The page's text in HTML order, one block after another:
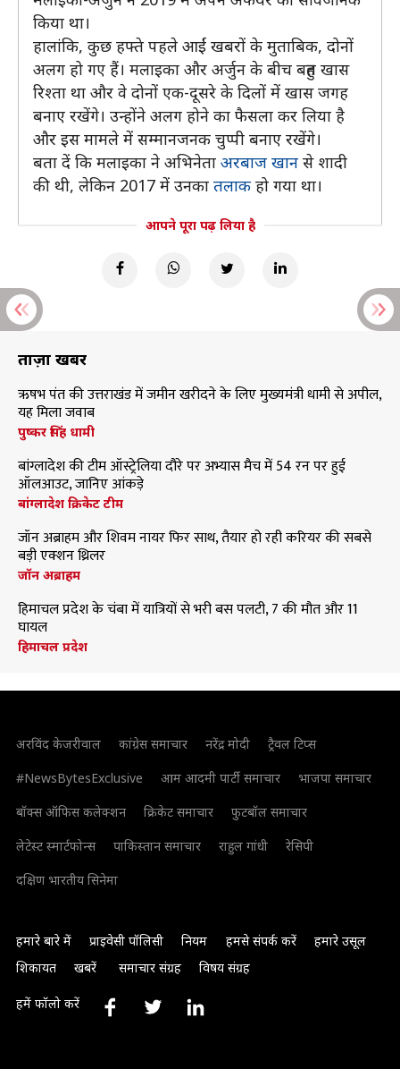
किया था।
हालांकि, कुछ हफ्ते पहले आईं खबरों के मुताबिक, दोनों
अलग हो गए हैं। मलाइका और अर्जुन के बीच बहुत खास
रिश्ता था और वे दोनों एक-दूसरे के दिलों में खास जगह
बनाए रखेंगे। उन्होंने अलग होने का फैसला कर लिया है
और इस मामले में सम्मानजनक चुप्पी बनाए रखेंगे।
बता दें कि मलाइका ने अभिनेता अरबाज खान से शादी
की थी, लेकिन 2017 में उनका तलाक हो गया था।
आपने पूरा पढ़ लिया है
ताज़ा खबरें
ऋषभ पंत की उत्तराखंड में जमीन खरीदने के लिए मुख्यमंत्री धामी से अपील,
यह मिला जवाब
पुष्कर सिंह धामी
बांग्लादेश की टीम ऑस्ट्रेलिया दौरे पर अभ्यास मैच में 54 रन पर हुई
ऑलआउट, जानिए आंकड़े
बांग्लादेश क्रिकेट टीम
जॉन अब्राहम और शिवम नायर फिर साथ, तैयार हो रही करियर की सबसे
बड़ी एक्शन थ्रिलर
जॉन अब्राहम
हिमाचल प्रदेश के चंबा में यात्रियों से भरी बस पलटी, 7 की मौत और 11
घायल
हिमाचल प्रदेश
अरविंद केजरीवाल कांग्रेस समाचार नरेंद्र मोदी
ट्रैवल टिप्स
#NewsBytesExclusive
आम आदमी पार्टी समाचार
भाजपा समाचार
बॉक्स ऑफिस कलेक्शन
क्रिकेट समाचार
फुटबॉल समाचार
लेटेस्ट स्मार्टफोन्स
पाकिस्तान समाचार राहुल गांधी
रेसिपी
दक्षिण भारतीय सिनेमा
हमारे बारे में प्राइवेसी पॉलिसी नियम हमसे संपर्क करें
हमारे उसूल
शिकायत
खबरें समाचार संग्रह विषय संग्रह
हमें फॉलो करें